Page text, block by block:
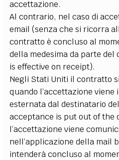
accettazione.
Al contrario, nel caso di
email (senza che si ricorra
contratto è concluso al
della medesima da parte
is effective on receipt).
Negli Stati Uniti il contratto
quando l’accettazione viene
esternata dal destinatario
acceptance is put out of the
l’accettazione viene
nell’applicazione della mail
intenderà concluso al